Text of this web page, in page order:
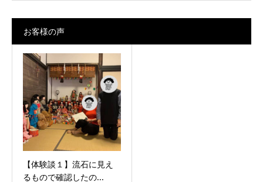
お客様の声
【体験談１】流石に見え
るもので確認したの...